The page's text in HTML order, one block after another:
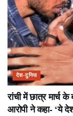
देश-दुनिया
रांची में छात्र मार्च
आरोपी ने कहा- ‘ये